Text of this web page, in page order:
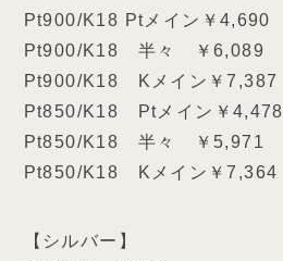
Pt900/K18 Ptメイン￥4,690
Pt900/K18 半々 ￥6,089
Pt900/K18 Kメイン￥7,387
Pt850/K18 Ptメイン￥4,478
Pt850/K18 半々 ￥5,971
Pt850/K18 Kメイン￥7,364
【シルバー】